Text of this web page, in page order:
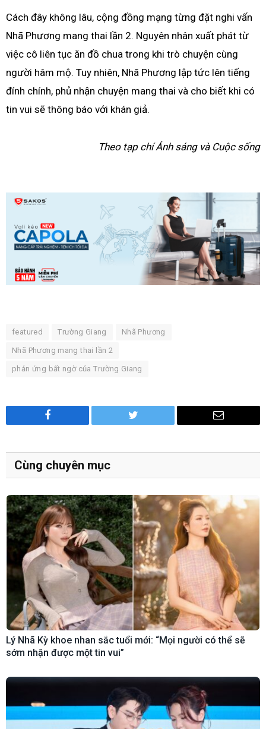
Cách đây không lâu, cộng đồng mạng từng đặt nghi vấn
Nhã Phương mang thai lần 2. Nguyên nhân xuất phát từ
việc cô liên tục ăn đồ chua trong khi trò chuyện cùng
người hâm mộ. Tuy nhiên, Nhã Phương lập tức lên tiếng
đính chính, phủ nhận chuyện mang thai và cho biết khi có
tin vui sẽ thông báo với khán giả.
Theo tạp chí Ánh sáng và Cuộc sống
featured Trường Giang Nhã Phương
Nhã Phương mang thai lần 2
phản ứng bất ngờ của Trường Giang
Facebook Twitter Email
Cùng chuyên mục
Lý Nhã Kỳ khoe nhan sắc tuổi mới: “Mọi người có thể sẽ
sớm nhận được một tin vui”